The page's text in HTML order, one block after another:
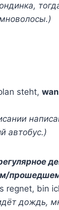
steht,
автобус.)
regnet, bin
дождь,